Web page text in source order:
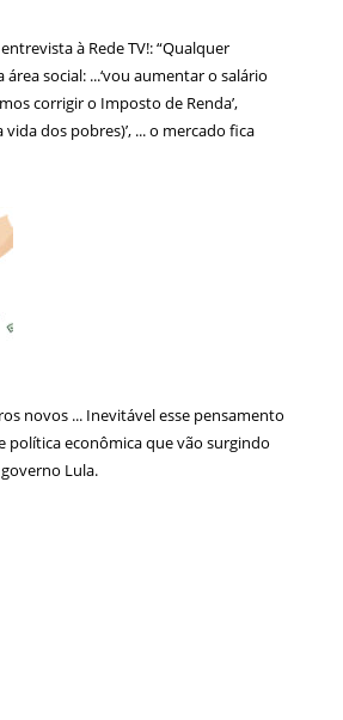
à Rede TV!: “Qualquer
social: ...‘vou aumentar o salário
corrigir o Imposto de Renda’,
vida dos pobres)’, ... o mercado fica
novos ... Inevitável esse pensamento
política econômica que vão surgindo
Lula.